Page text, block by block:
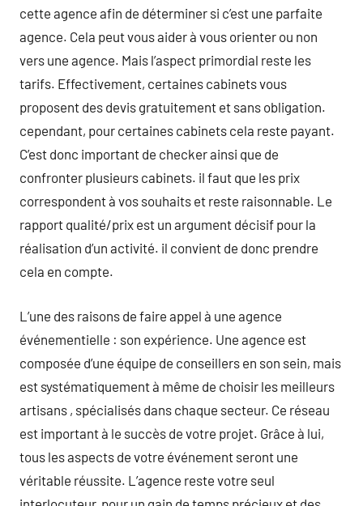
cette agence afin de déterminer si c’est une parfaite
agence. Cela peut vous aider à vous orienter ou non
vers une agence. Mais l’aspect primordial reste les
tarifs. Effectivement, certaines cabinets vous
proposent des devis gratuitement et sans obligation.
cependant, pour certaines cabinets cela reste payant.
C’est donc important de checker ainsi que de
confronter plusieurs cabinets. il faut que les prix
correspondent à vos souhaits et reste raisonnable. Le
rapport qualité/prix est un argument décisif pour la
réalisation d’un activité. il convient de donc prendre
cela en compte.
L’une des raisons de faire appel à une agence
événementielle : son expérience. Une agence est
composée d’une équipe de conseillers en son sein, mais
est systématiquement à même de choisir les meilleurs
artisans , spécialisés dans chaque secteur. Ce réseau
est important à le succès de votre projet. Grâce à lui,
tous les aspects de votre événement seront une
véritable réussite. L’agence reste votre seul